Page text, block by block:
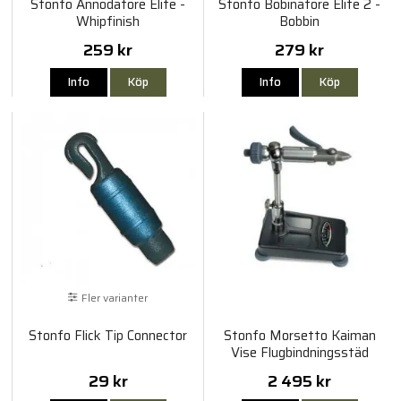
Stonfo Annodatore Elite -
Whipfinish
259 kr
Info Köp
Stonfo Bobinatore Elite 2 -
Bobbin
279 kr
Info Köp
Fler varianter
Stonfo Flick Tip Connector
29 kr
Stonfo Morsetto Kaiman
Vise Flugbindningsstäd
2 495 kr